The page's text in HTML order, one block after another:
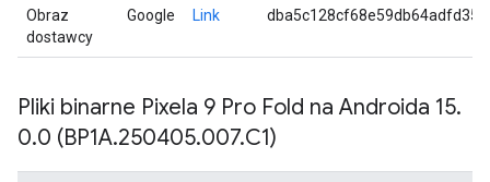
Obraz
dostawcy
Google Link
Pliki binarne Pixela 9 Pro Fold na Androida 15.
0.0 (BP1A.250405.007.C1)